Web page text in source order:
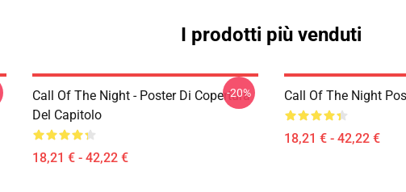
I prodotti più venduti
Call Of The Night - Poster Di Copertura
Del Capitolo
18,21 € - 42,22 €
-20% Call Of The Night
18,21 € - 42,22 €